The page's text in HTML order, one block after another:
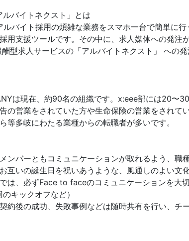
バイトネクスト」とは
ルバイト採用の煩雑な業務をスマホ一台で簡単に
用支援ツールです。その中に、求人媒体への発注
型求人サービスの「アルバイトネクスト」 への発
は現在、約90名の組織です。x:eee部には20〜
の営業をされていた方や生命保険の営業をされて
等多岐にわたる業種からの転職者が多いです。
ンバーともコミュニケーションが取れるよう、職
互いの誕生日を祝いあうような、風通しのよい文
は、必ずFace to faceのコミュニケーションを大
キックオフなど）
約後の成功、失敗事例などは随時共有を行い、チ